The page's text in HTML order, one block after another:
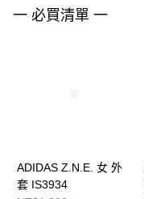
一 必買清單 一
ADIDAS Z.N.E. 女 外
套 IS3934